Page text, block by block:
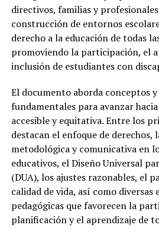
directivos, familias y
construcción de entornos
derecho a la educación de todas
promoviendo la participación, el
inclusión de estudiantes con
El documento aborda conceptos
fundamentales para avanzar
accesible y equitativa. Entre los
destacan el enfoque de derechos,
metodológica y comunicativa en
educativos, el Diseño Universal
(DUA), los ajustes razonables, el
calidad de vida, así como diversas
pedagógicas que favorecen la
planificación y el aprendizaje de